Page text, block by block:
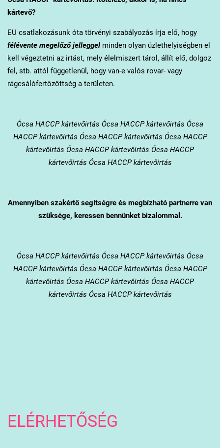
kártevő?
EU csatlakozásunk óta törvényi szabályozás írja elő, hogy
félévente megelőző jelleggelminden olyan üzlethelyiségben el
kell végeztetni az irtást, mely élelmiszert tárol, állít elő, dolgoz
fel, stb. attól függetlenül, hogy van-e valós rovar- vagy
rágcsálófertőzöttség a területen.
Ócsa HACCP kártevőirtás Ócsa HACCP kártevőirtás Ócsa
HACCP kártevőirtás Ócsa HACCP kártevőirtás Ócsa HACCP
kártevőirtás Ócsa HACCP kártevőirtás Ócsa HACCP
kártevőirtás Ócsa HACCP kártevőirtás
Amennyiben szakértő segítségre és megbízható partnerre van
szüksége, keressen bennünket bizalommal.
Ócsa HACCP kártevőirtás Ócsa HACCP kártevőirtás Ócsa
HACCP kártevőirtás Ócsa HACCP kártevőirtás Ócsa HACCP
kártevőirtás Ócsa HACCP kártevőirtás Ócsa HACCP
kártevőirtás Ócsa HACCP kártevőirtás
ELÉRHETŐSÉG